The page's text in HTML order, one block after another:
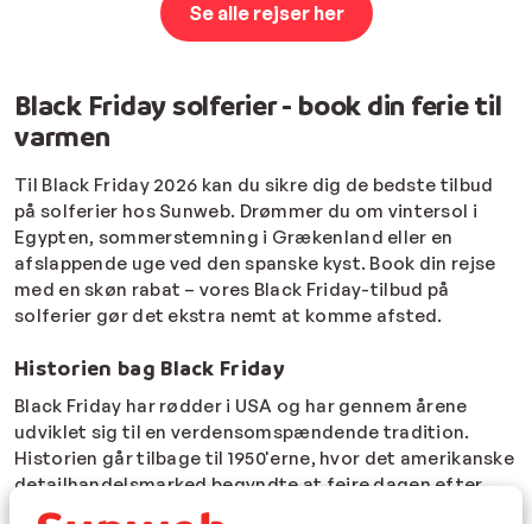
Se alle rejser her
Black Friday solferier - book din ferie til
varmen
Til Black Friday 2026 kan du sikre dig de bedste tilbud
på solferier hos Sunweb. Drømmer du om vintersol i
Egypten, sommerstemning i Grækenland eller en
afslappende uge ved den spanske kyst. Book din rejse
med en skøn rabat – vores Black Friday-tilbud på
solferier gør det ekstra nemt at komme afsted.
Historien bag Black Friday
Black Friday har rødder i USA og har gennem årene
udviklet sig til en verdensomspændende tradition.
Historien går tilbage til 1950'erne, hvor det amerikanske
detailhandelsmarked begyndte at fejre dagen efter
Thanksgiving med store udsalgsbegivenheder.